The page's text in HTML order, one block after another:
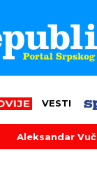
VESTI
Aleksandar